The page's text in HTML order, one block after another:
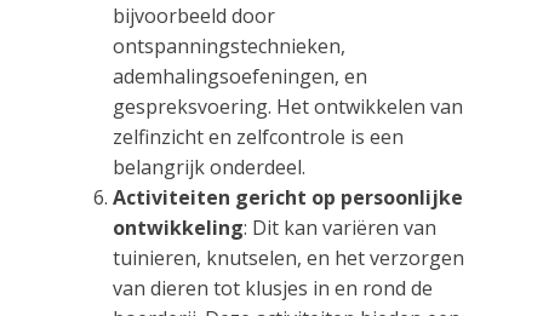
bijvoorbeeld door
ontspanningstechnieken,
ademhalingsoefeningen, en
gespreksvoering. Het ontwikkelen van
zelfinzicht en zelfcontrole is een
belangrijk onderdeel.
Activiteiten gericht op persoonlijke
ontwikkeling: Dit kan variëren van
tuinieren, knutselen, en het verzorgen
van dieren tot klusjes in en rond de